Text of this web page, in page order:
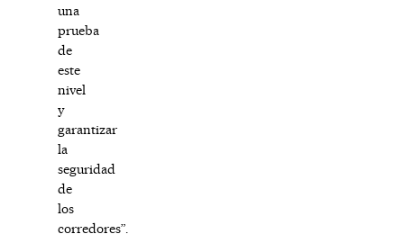
una
prueba
de
este
nivel
y
garantizar
la
seguridad
de
los
corredores”.